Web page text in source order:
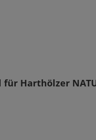
Harthölzer